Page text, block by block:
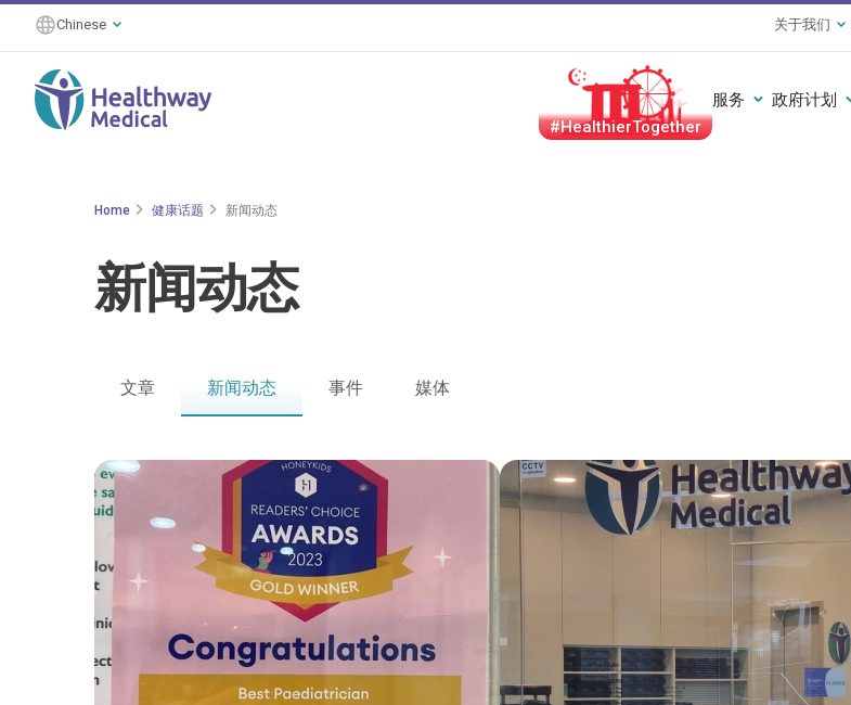
Chinese 关于我们
#HealthierTogether
服务 政府计划
Home 健康话题 新闻动态
新闻动态
文章 新闻动态 事件 媒体